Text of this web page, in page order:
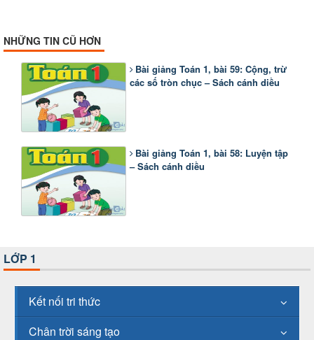
NHỮNG TIN CŨ HƠN
Bài giảng Toán 1, bài 59: Cộng, trừ
các số tròn chục – Sách cánh diều
Bài giảng Toán 1, bài 58: Luyện tập
– Sách cánh diều
LỚP 1
Kết nối tri thức
Chân trời sáng tạo